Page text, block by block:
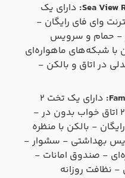
دارای یک
وای فای رایگان -
- حمام و سرویس
شبکه‌های ماهواره‌ای
در اتاق و بالکن -
دارای یک تخت ۲
نفره و دو تخت ۱ نفره - دارای ۲ اتاق خواب بدون در -
- بالکن با منظره
بهداشتی - سشوار -
- صندوق امانات -
نظافت روزانه